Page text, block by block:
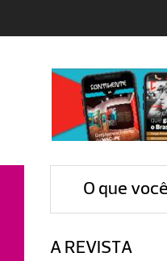
O que
A REVISTA